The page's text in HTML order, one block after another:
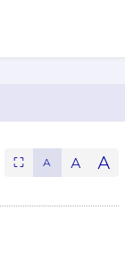
⛶ A A A